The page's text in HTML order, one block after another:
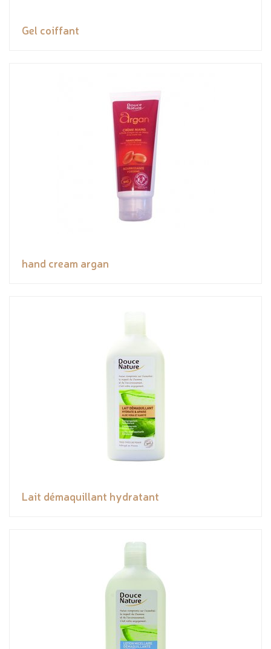
Gel coiffant
hand cream argan
Lait démaquillant hydratant